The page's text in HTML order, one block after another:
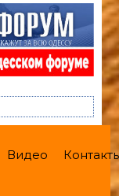
Видео